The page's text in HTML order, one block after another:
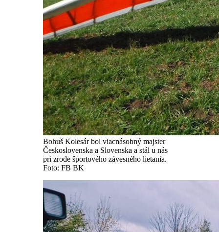
Bohuš Kolesár bol viacnásobný majster
Československa a Slovenska a stál u nás
pri zrode športového závesného lietania.
Foto: FB BK